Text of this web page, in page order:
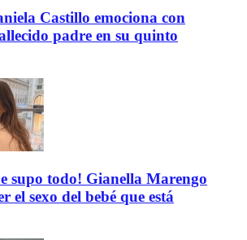
Castillo emociona con
padre en su quinto
supo todo! Gianella Marengo
el sexo del bebé que está